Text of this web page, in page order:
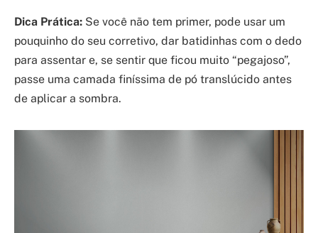
Dica Prática: Se você não tem primer, pode usar um
pouquinho do seu corretivo, dar batidinhas com o dedo
para assentar e, se sentir que ficou muito “pegajoso”,
passe uma camada finíssima de pó translúcido antes
de aplicar a sombra.